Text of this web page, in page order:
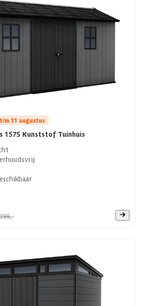
m 31 augustus
1575 Kunststof Tuinhuis